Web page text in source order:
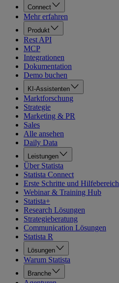
Connect
Mehr erfahren
Produkt
Rest API
MCP
Integrationen
Dokumentation
Demo buchen
KI-Assistenten
Marktforschung
Strategie
Marketing & PR
Sales
Alle ansehen
Daily Data
Leistungen
Über Statista
Statista Connect
Erste Schritte und Hilfebereich
Webinar & Training Hub
Statista+
Research Lösungen
Strategieberatung
Communication Lösungen
Statista R
Lösungen
Warum Statista
Branche